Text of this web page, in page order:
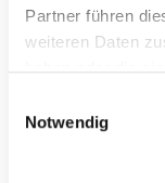
Partner führen
weiteren Daten
Notwendig